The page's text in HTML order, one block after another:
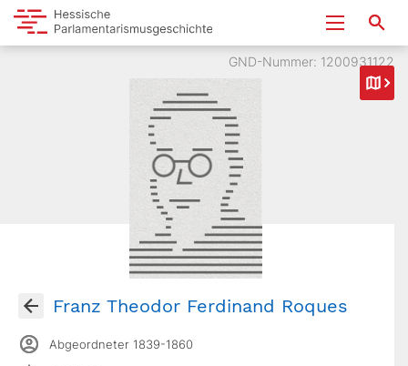
GND-Nummer: 1200931122
Franz Theodor Ferdinand Roques
Abgeordneter 1839-1860